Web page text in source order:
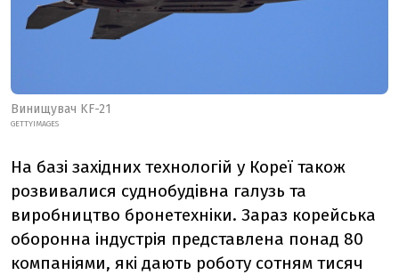
Винищувач KF-21
GETTYIMAGES
На базі західних технологій у Кореї також
розвивалися суднобудівна галузь та
виробництво бронетехніки. Зараз корейська
оборонна індустрія представлена понад 80
компаніями, які дають роботу сотням тисяч